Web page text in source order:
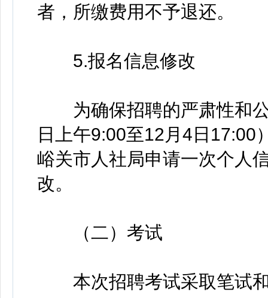
者，所缴费用不予退还。
5.报名信息修改
为确保招聘的严肃性和公
日上午9:00至12月4日17:00
峪关市人社局申请一次个人
改。
（二）考试
本次招聘考试采取笔试和